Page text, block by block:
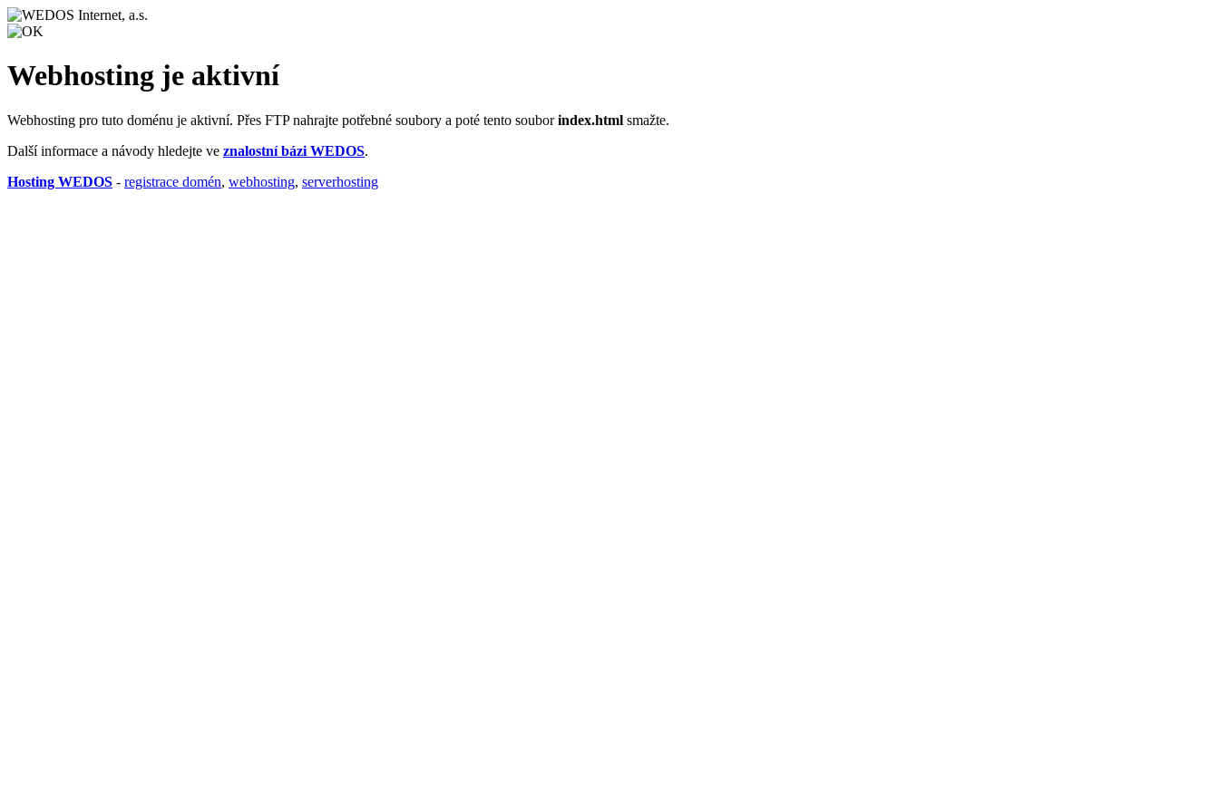
Webhosting je aktivní
Webhosting pro tuto doménu je aktivní. Přes FTP nahrajte potřebné soubory a poté tento souborindex.html smažte.
Další informace a návody hledejte ve znalostní bázi WEDOS.
Hosting WEDOS - registrace domén, webhosting, serverhosting